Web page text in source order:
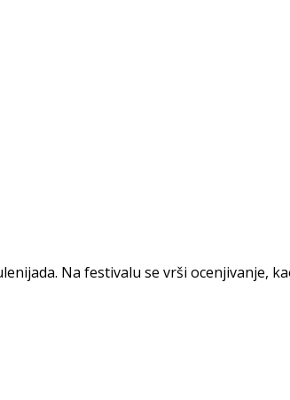
Na festivalu se vrši ocenjivanje,